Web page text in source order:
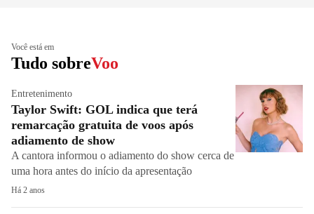
Você está em
Tudo sobreVoo
Entretenimento
Taylor Swift: GOL indica que terá
remarcação gratuita de voos após
adiamento de show
A cantora informou o adiamento do show cerca de
uma hora antes do início da apresentação
Há 2 anos